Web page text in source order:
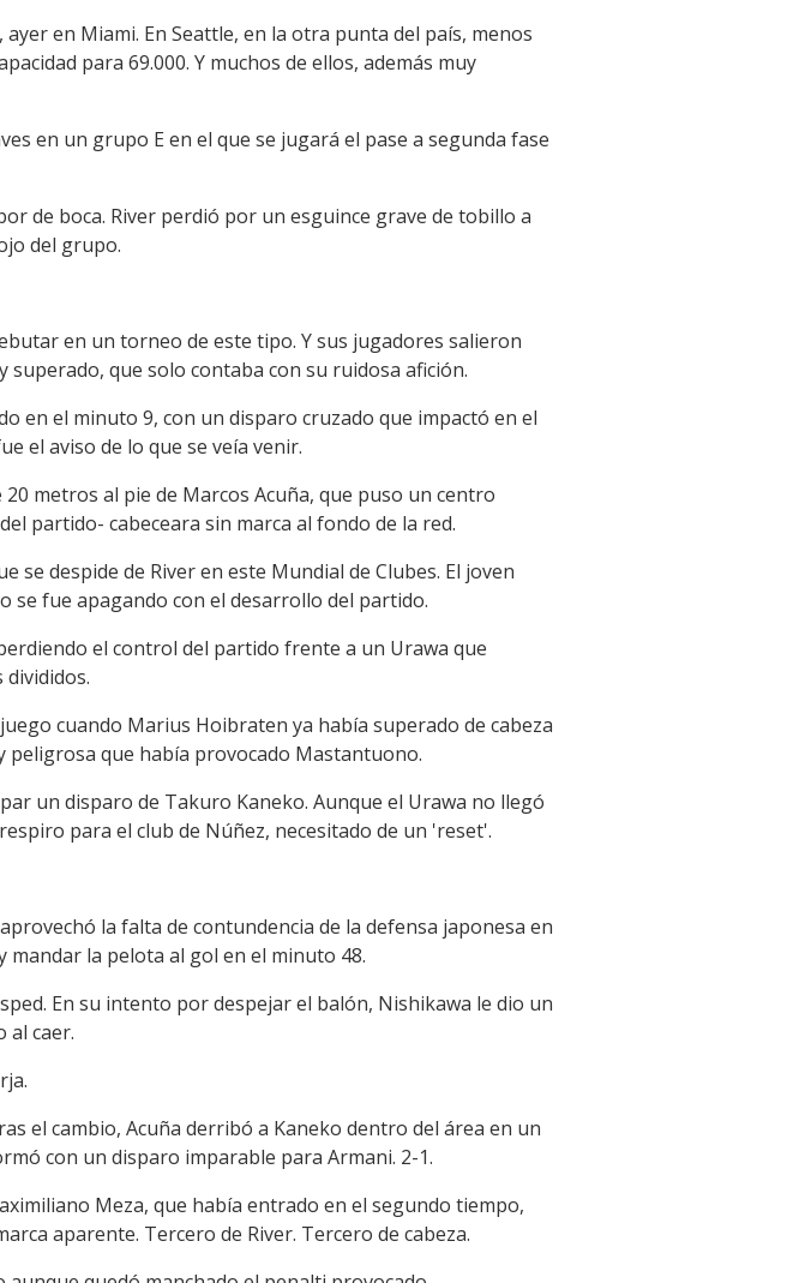
en Miami. En Seattle, en la otra punta del país, menos
para 69.000. Y muchos de ellos, además muy
en un grupo E en el que se jugará el pase a segunda fase
de boca. River perdió por un esguince grave de tobillo a
del grupo.
en un torneo de este tipo. Y sus jugadores salieron
que solo contaba con su ruidosa afición.
en el minuto 9, con un disparo cruzado que impactó en el
el aviso de lo que se veía venir.
metros al pie de Marcos Acuña, que puso un centro
partido- cabeceara sin marca al fondo de la red.
despide de River en este Mundial de Clubes. El joven
se fue apagando con el desarrollo del partido.
el control del partido frente a un Urawa que
cuando Marius Hoibraten ya había superado de cabeza
que había provocado Mastantuono.
un disparo de Takuro Kaneko. Aunque el Urawa no llegó
para el club de Núñez, necesitado de un 'reset'.
la falta de contundencia de la defensa japonesa en
mandar la pelota al gol en el minuto 48.
En su intento por despejar el balón, Nishikawa le dio un
al caer.
el cambio, Acuña derribó a Kaneko dentro del área en un
con un disparo imparable para Armani. 2-1.
Meza, que había entrado en el segundo tiempo,
aparente. Tercero de River. Tercero de cabeza.